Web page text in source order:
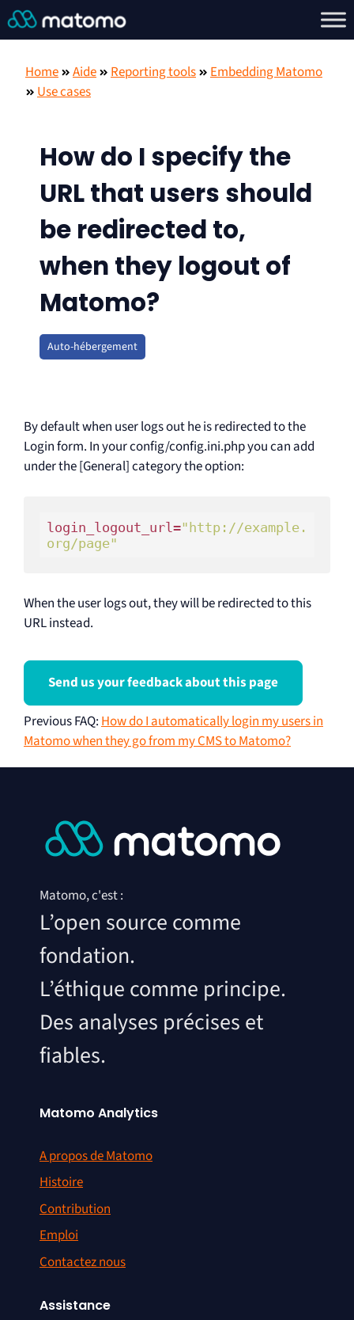
Home Aide Reporting tools
Embedding Matomo
Use cases
How do I specify the
URL that users should
be redirected to,
when they logout of
Matomo?
Auto-hébergement
By default when user logs out he is redirected to the
Login form. In your config/config.ini.php you can add
under the [General] category the option:
login_logout_url="http://example.
org/page"
When the user logs out, they will be redirected to this
URL instead.
Send us your feedback about this page
Previous FAQ: How do I automatically login my users in
Matomo when they go from my CMS to Matomo?
Matomo, c'est :
L’open source comme
fondation.
L’éthique comme principe.
Des analyses précises et
fiables.
Matomo Analytics
A propos de Matomo
Histoire
Contribution
Emploi
Contactez nous
Assistance